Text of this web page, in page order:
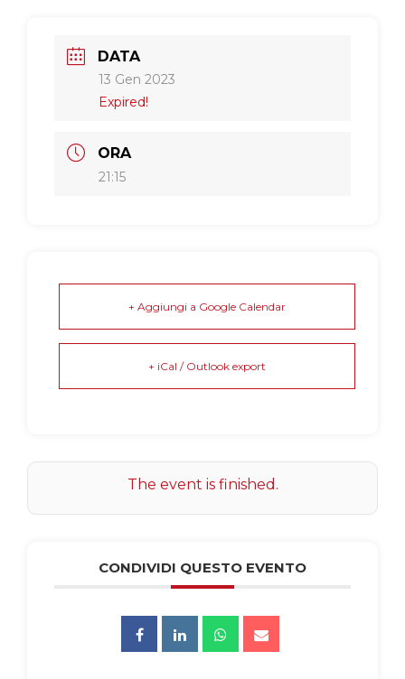
DATA
13 Gen 2023
Expired!
ORA
21:15
+ Aggiungi a Google Calendar
+ iCal / Outlook export
The event is finished.
CONDIVIDI QUESTO EVENTO